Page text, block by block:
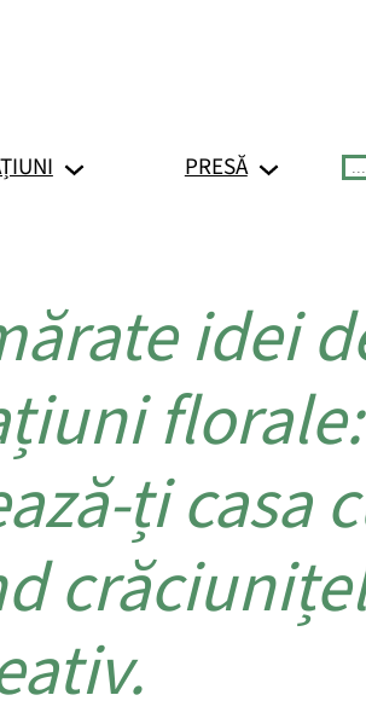
PRESĂ
idei
florale:
ți casa